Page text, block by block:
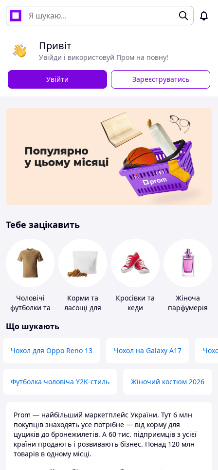
Привіт
Увійди і використовуй Пром на повну!
Увійти Зареєструватись
Тебе зацікавить
Чоловічі
футболки та
Корми та
ласощі для
Кросівки та
кеди
Жіноча
парфумерія
Що шукають
Чохол для Oppo Reno 13 Чохол на Galaxy A17
Футболка чоловіча Y2K-стиль Жіночий костюм 2026
Prom — найбільший маркетплейс України. Тут 6 млн
покупців знаходять усе потрібне — від корму для
цуциків до бронежилетів. А 60 тис. підприємців з усієї
країни продають і розвивають бізнес. Понад 120 млн
товарів в одному місці.